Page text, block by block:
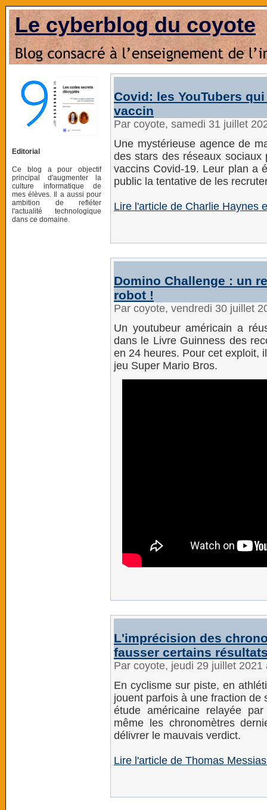
Le cyberblog du coyote
Editorial
Ce blog a pour objectif
principal d'augmenter la
culture informatique de
mes élèves. Il a aussi pour
ambition de refléter
l'actualité technologique
dans ce domaine.
Covid: les YouTubers
vaccin
Par coyote, samedi 31 juillet
Une mystérieuse agence de
des stars des réseaux
vaccins Covid-19. Leur plan a
public la tentative de les
Lire l'article de Charlie Haynes
Domino Challenge : un
robot !
Par coyote, vendredi 30 juillet
Un youtubeur américain a
dans le Livre Guinness des
en 24 heures. Pour cet exploit,
jeu Super Mario Bros.
L'imprécision des
fausser certains
Par coyote, jeudi 29 juillet
En cyclisme sur piste, en
jouent parfois à une fraction de
étude américaine relayée
même les chronomètres
délivrer le mauvais verdict.
Lire l'article de Thomas